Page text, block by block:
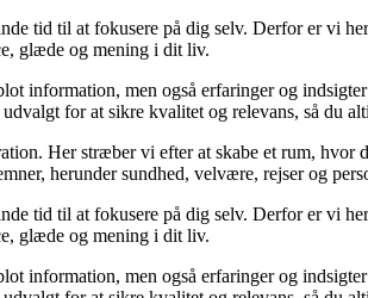
tid til at fokusere på dig selv. Derfor er vi
glæde og mening i dit liv.
information, men også erfaringer og
for at sikre kvalitet og relevans, så du
Her stræber vi efter at skabe et rum, hvor
herunder sundhed, velvære, rejser og
tid til at fokusere på dig selv. Derfor er vi
glæde og mening i dit liv.
information, men også erfaringer og